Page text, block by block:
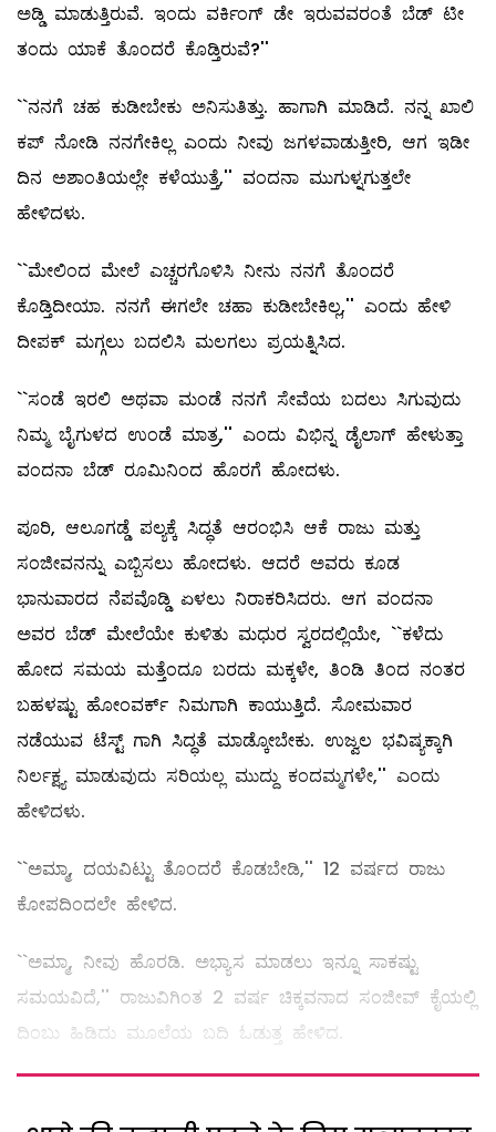
ಅಡ್ಡಿ ಮಾಡುತ್ತಿರುವೆ. ಇಂದು ವರ್ಕಿಂಗ್‌ ಡೇ ಇರುವವರಂತೆ ಬೆಡ್‌ ಟೀ
ತಂದು ಯಾಕೆ ತೊಂದರೆ ಕೊಡ್ತಿರುವೆ?''
``ನನಗೆ ಚಹ ಕುಡೀಬೇಕು ಅನಿಸುತಿತ್ತು. ಹಾಗಾಗಿ ಮಾಡಿದೆ. ನನ್ನ ಖಾಲಿ
ಕಪ್‌ ನೋಡಿ ನನಗೇಕಿಲ್ಲ ಎಂದು ನೀವು ಜಗಳವಾಡುತ್ತೀರಿ, ಆಗ ಇಡೀ
ದಿನ ಅಶಾಂತಿಯಲ್ಲೇ ಕಳೆಯುತ್ತೆ,'' ವಂದನಾ ಮುಗುಳ್ನಗುತ್ತಲೇ
ಹೇಳಿದಳು.
``ಮೇಲಿಂದ ಮೇಲೆ ಎಚ್ಚರಗೊಳಿಸಿ ನೀನು ನನಗೆ ತೊಂದರೆ
ಕೊಡ್ತಿದೀಯಾ. ನನಗೆ ಈಗಲೇ ಚಹಾ ಕುಡೀಬೇಕಿಲ್ಲ,'' ಎಂದು ಹೇಳಿ
ದೀಪಕ್‌ ಮಗ್ಗಲು ಬದಲಿಸಿ ಮಲಗಲು ಪ್ರಯತ್ನಿಸಿದ.
``ಸಂಡೆ ಇರಲಿ ಅಥವಾ ಮಂಡೆ ನನಗೆ ಸೇವೆಯ ಬದಲು ಸಿಗುವುದು
ನಿಮ್ಮ ಬೈಗುಳದ ಉಂಡೆ ಮಾತ್ರ,'' ಎಂದು ವಿಭಿನ್ನ ಡೈಲಾಗ್‌ ಹೇಳುತ್ತಾ
ವಂದನಾ ಬೆಡ್‌ ರೂಮಿನಿಂದ ಹೊರಗೆ ಹೋದಳು.
ಪೂರಿ, ಆಲೂಗಡ್ಡೆ ಪಲ್ಯಕ್ಕೆ ಸಿದ್ಧತೆ ಆರಂಭಿಸಿ ಆಕೆ ರಾಜು ಮತ್ತು
ಸಂಜೀವನನ್ನು ಎಬ್ಬಿಸಲು ಹೋದಳು. ಆದರೆ ಅವರು ಕೂಡ
ಭಾನುವಾರದ ನೆಪವೊಡ್ಡಿ ಏಳಲು ನಿರಾಕರಿಸಿದರು. ಆಗ ವಂದನಾ
ಅವರ ಬೆಡ್‌ ಮೇಲೆಯೇ ಕುಳಿತು ಮಧುರ ಸ್ವರದಲ್ಲಿಯೇ, ``ಕಳೆದು
ಹೋದ ಸಮಯ ಮತ್ತೆಂದೂ ಬರದು ಮಕ್ಕಳೇ, ತಿಂಡಿ ತಿಂದ ನಂತರ
ಬಹಳಷ್ಟು ಹೋಂವರ್ಕ್‌ ನಿಮಗಾಗಿ ಕಾಯುತ್ತಿದೆ. ಸೋಮವಾರ
ನಡೆಯುವ ಟೆಸ್ಟ್ ಗಾಗಿ ಸಿದ್ಧತೆ ಮಾಡ್ಕೋಬೇಕು. ಉಜ್ವಲ ಭವಿಷ್ಯಕ್ಕಾಗಿ
ನಿರ್ಲಕ್ಷ್ಯ ಮಾಡುವುದು ಸರಿಯಲ್ಲ ಮುದ್ದು ಕಂದಮ್ಮಗಳೇ,'' ಎಂದು
ಹೇಳಿದಳು.
``ಅಮ್ಮಾ, ದಯವಿಟ್ಟು ತೊಂದರೆ ಕೊಡಬೇಡಿ,'' 12 ವರ್ಷದ ರಾಜು
ಕೋಪದಿಂದಲೇ ಹೇಳಿದ.
``ಅಮ್ಮಾ, ನೀವು ಹೊರಡಿ. ಅಭ್ಯಾಸ ಮಾಡಲು ಇನ್ನೂ ಸಾಕಷ್ಟು
ಸಮಯವಿದೆ,'' ರಾಜುವಿಗಿಂತ 2 ವರ್ಷ ಚಿಕ್ಕವನಾದ ಸಂಜೀವ್ ಕೈಯಲ್ಲಿ
ದಿಂಬು ಹಿಡಿದು ಮೂಲೆಯ ಬದಿ ಓಡುತ್ತ ಹೇಳಿದ.